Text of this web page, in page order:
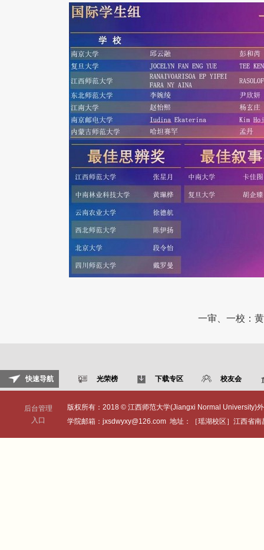
一审、一校：
快速导航 光荣榜 下载专区 校友会
后台管理
入口
版权所有：2018 © 江西师范大学(Jiangxi Normal University)
学院邮箱：jxsdwyxy@126.com 地址：［瑶湖校区］江西省